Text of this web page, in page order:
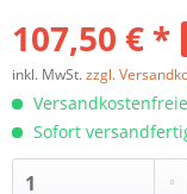
107,50 € *
inkl. MwSt.zzgl.
Sofort